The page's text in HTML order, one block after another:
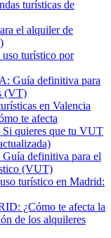
turísticas de
el alquiler de
turístico por
Guía definitiva para
(VT)
en Valencia
te afecta
quieres que tu VUT
definitiva para el
(VUT)
turístico en Madrid:
¿Cómo te afecta la
de los alquileres